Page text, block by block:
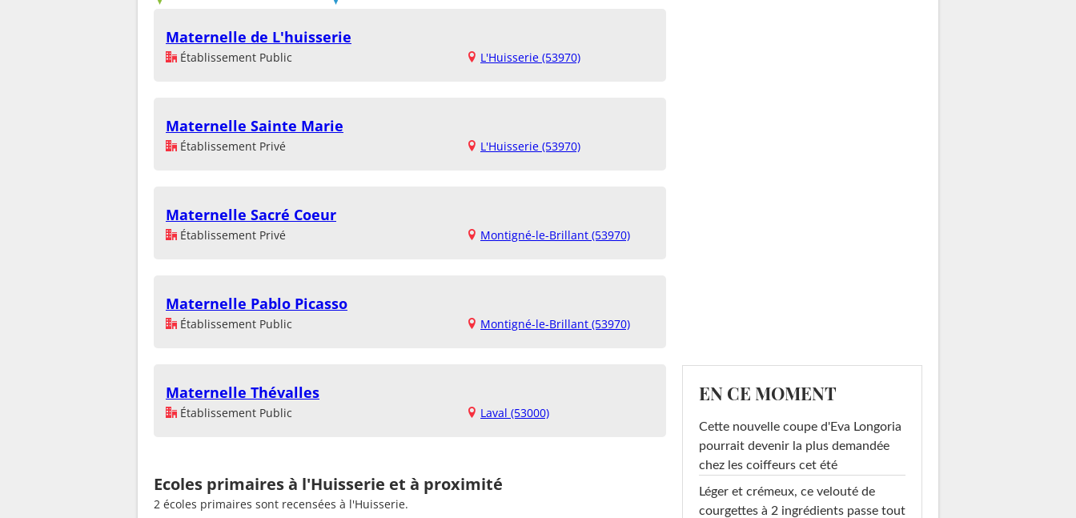
Maternelle de L'huisserie
Établissement Public L'Huisserie (53970)
Maternelle Sainte Marie
Établissement Privé L'Huisserie (53970)
Maternelle Sacré Coeur
Établissement Privé Montigné-le-Brillant (53970)
Maternelle Pablo Picasso
Établissement Public Montigné-le-Brillant (53970)
Maternelle Thévalles
Établissement Public Laval (53000)
Ecoles primaires à l'Huisserie et à proximité
2 écoles primaires sont recensées à l'Huisserie.
EN CE MOMENT
Cette nouvelle coupe d'Eva Longoria
pourrait devenir la plus demandée
chez les coiffeurs cet été
Léger et crémeux, ce velouté de
courgettes à 2 ingrédients passe tout